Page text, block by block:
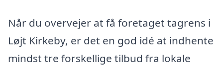
Når du overvejer at få foretaget tagrens i
Løjt Kirkeby, er det en god idé at indhente
mindst tre forskellige tilbud fra lokale